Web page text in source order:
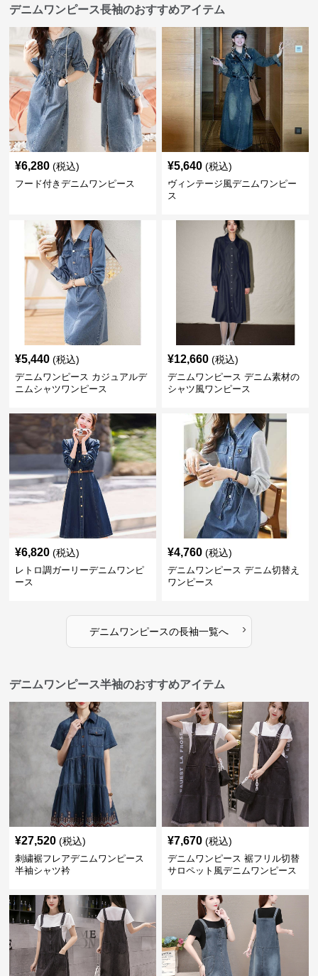
デニムワンピース長袖のおすすめアイテム
¥6,280 (税込)
フード付きデニムワンピース
¥5,640 (税込)
ヴィンテージ風デニムワンピー
ス
¥5,440 (税込)
デニムワンピース カジュアルデ
ニムシャツワンピース
¥12,660 (税込)
デニムワンピース デニム素材の
シャツ風ワンピース
¥6,820 (税込)
レトロ調ガーリーデニムワンピ
ース
¥4,760 (税込)
デニムワンピース デニム切替え
ワンピース
デニムワンピースの長袖一覧へ ›
デニムワンピース半袖のおすすめアイテム
¥27,520 (税込)
刺繍裾フレアデニムワンピース
半袖シャツ衿
¥7,670 (税込)
デニムワンピース 裾フリル切替
サロペット風デニムワンピース